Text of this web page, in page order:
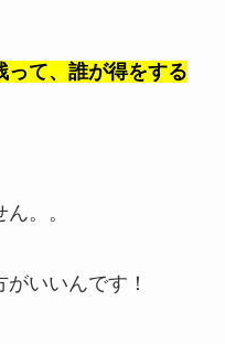
って、誰が得をする
。。
いいんです！